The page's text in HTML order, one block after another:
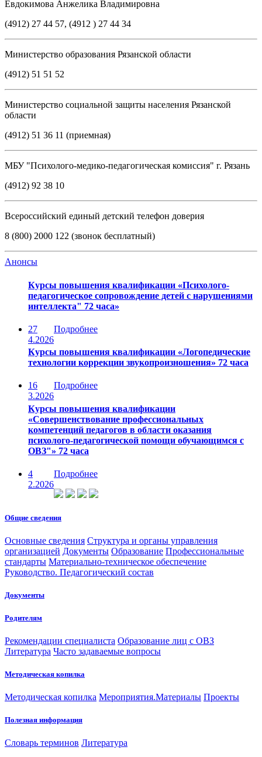
Евдокимова Анжелика Владимировна
(4912) 27 44 57, (4912 ) 27 44 34
Министерство образования Рязанской области
(4912) 51 51 52
Министерство социальной защиты населения Рязанской
области
(4912) 51 36 11 (приемная)
МБУ "Психолого-медико-педагогическая комиссия" г. Рязань
(4912) 92 38 10
Всероссийский единый детский телефон доверия
8 (800) 2000 122 (звонок бесплатный)
Анонсы
Курсы повышения квалификации «Психолого-
педагогическое сопровождение детей с нарушениями
интеллекта" 72 часа»
27
4.2026
Подробнее
Курсы повышения квалификации «Логопедические
технологии коррекции звукопроизношения» 72 часа
16
3.2026
Подробнее
Курсы повышения квалификации
«Совершенствование профессиональных
компетенций педагогов в области оказания
психолого-педагогической помощи обучающимся с
ОВЗ"» 72 часа
4
2.2026
Подробнее
Общие сведения
Основные сведения Структура и органы управления
организацией Документы Образование Профессиональные
стандарты Материально-техническое обеспечение
Руководство. Педагогический состав
Документы
Родителям
Рекомендации специалиста Образование лиц с ОВЗ
Литература Часто задаваемые вопросы
Методическая копилка
Методическая копилка Мероприятия.Материалы Проекты
Полезная информация
Словарь терминов Литература